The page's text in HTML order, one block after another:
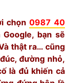
chọn 0987 40
bạn sẽ
thật ra… cũng
đường nhỏ,
là đủ khiến cả